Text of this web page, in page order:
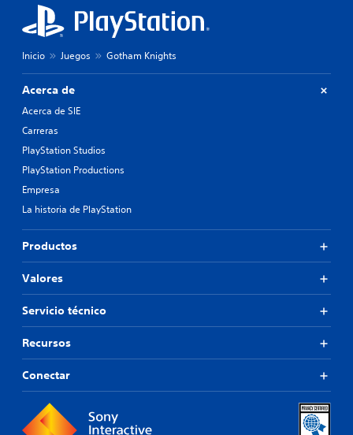
Inicio Juegos Gotham Knights
Acerca de
Acerca de SIE
Carreras
PlayStation Studios
PlayStation Productions
Empresa
La historia de PlayStation
Productos
Valores
Servicio técnico
Recursos
Conectar